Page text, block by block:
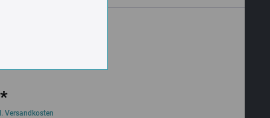
Versandkosten